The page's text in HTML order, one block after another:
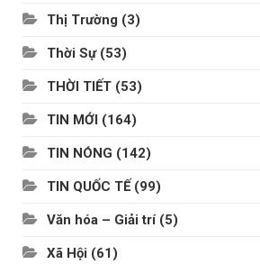
Thị Trường (3)
Thời Sự(53)
THỜI TIẾT (53)
TIN MỚI (164)
TIN NÓNG (142)
TIN QUỐC TẾ (99)
Văn hóa – Giải trí(5)
Xã Hội (61)